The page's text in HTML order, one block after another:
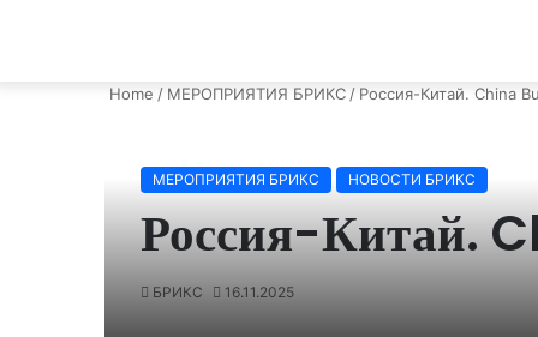
Home / МЕРОПРИЯТИЯ БРИКС / Россия-Китай. China
МЕРОПРИЯТИЯ БРИКС НОВОСТИ БРИКС
Россия-Китай.
БРИКС 16.11.2025